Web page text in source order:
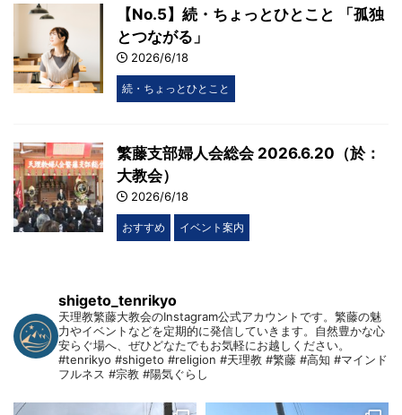
【No.5】続・ちょっとひとこと 「孤独
とつながる」
2026/6/18
続・ちょっとひとこと
繁藤支部婦人会総会 2026.6.20（於：
大教会）
2026/6/18
おすすめ イベント案内
shigeto_tenrikyo
天理教繁藤大教会のInstagram公式アカウントです。繁藤の魅
力やイベントなどを定期的に発信していきます。自然豊かな心
安らぐ場へ、ぜひどなたでもお気軽にお越しください。
#tenrikyo #shigeto #religion #天理教 #繁藤 #高知 #マインド
フルネス #宗教 #陽気ぐらし